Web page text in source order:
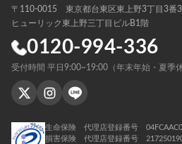
〒110-0015 東京都台東区東上野3丁目3番
ヒューリック東上野三丁目ビルB1階
0120-994-336
受付時間 平日9:00~19:00（年末年始・夏季
生命保険 代理店登録番号
損害保険 代理店登録番号